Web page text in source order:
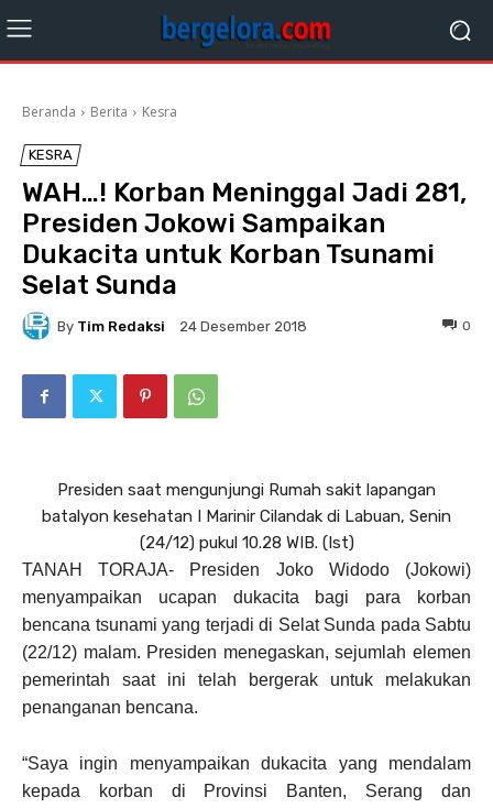
Beranda Berita Kesra
KESRA
WAH…! Korban Meninggal Jadi 281,
Presiden Jokowi Sampaikan
Dukacita untuk Korban Tsunami
Selat Sunda
By Tim Redaksi 24 Desember 2018 0
Presiden saat mengunjungi Rumah sakit lapangan
batalyon kesehatan I Marinir Cilandak di Labuan, Senin
(24/12) pukul 10.28 WIB. (Ist)
TANAH TORAJA- Presiden Joko Widodo (Jokowi)
menyampaikan ucapan dukacita bagi para korban
bencana tsunami yang terjadi di Selat Sunda pada Sabtu
(22/12) malam. Presiden menegaskan, sejumlah elemen
pemerintah saat ini telah bergerak untuk melakukan
penanganan bencana.
“Saya ingin menyampaikan dukacita yang mendalam
kepada korban di Provinsi Banten, Serang dan